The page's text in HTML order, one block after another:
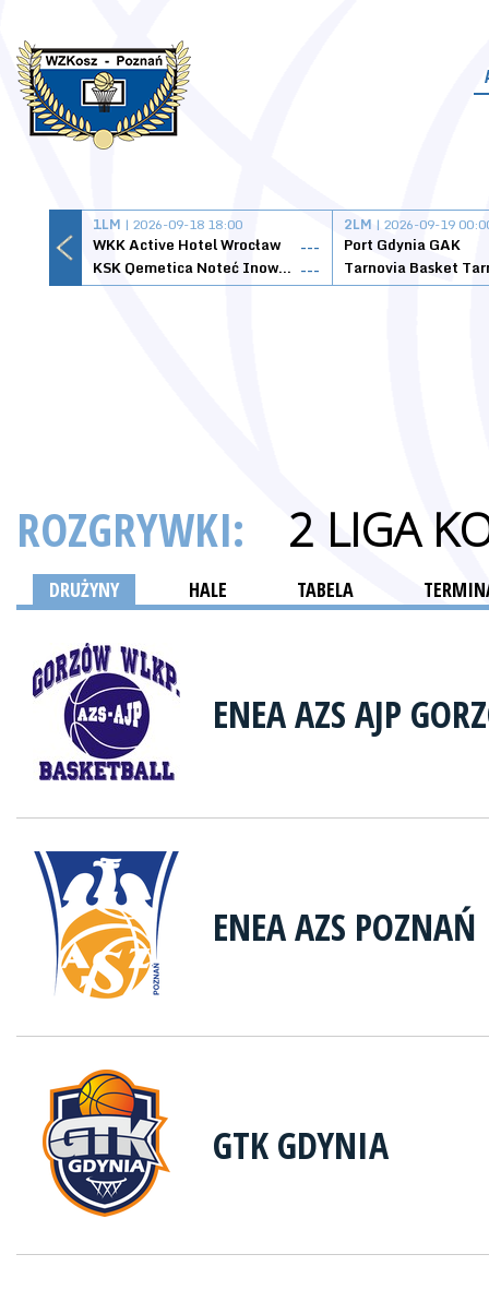
1LM | 2026-09-18 18:00
WKK Active Hotel Wrocław
---
KSK Qemetica Noteć Inowrocław ---
2LM | 2026-09-19
Port Gdynia GAK
ROZGRYWKI: 2 LIGA
DRUŻYNY HALE TABELA
ENEA AZS AJP
ENEA AZS POZNAŃ
GTK GDYNIA